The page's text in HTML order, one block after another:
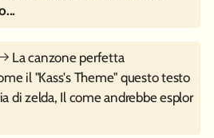
La canzone perfetta
il "Kass's Theme" questo testo
di zelda, Il come andrebbe esplor